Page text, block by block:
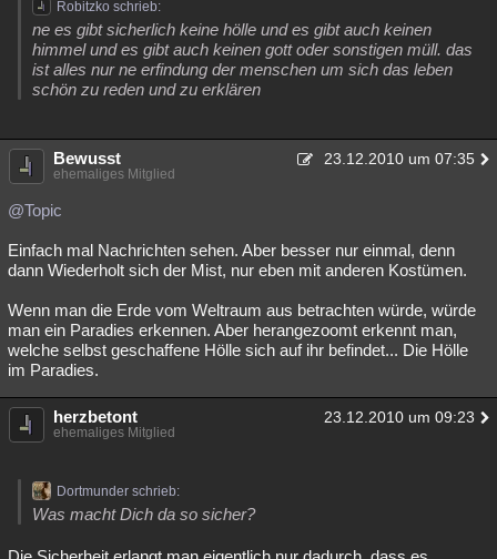
Robitzko schrieb:
ne es gibt sicherlich keine hölle und es gibt auch keinen
himmel und es gibt auch keinen gott oder sonstigen müll. das
ist alles nur ne erfindung der menschen um sich das leben
schön zu reden und zu erklären
Bewusst 23.12.2010 um 07:35
ehemaliges Mitglied
@Topic
Einfach mal Nachrichten sehen. Aber besser nur einmal, denn
dann Wiederholt sich der Mist, nur eben mit anderen Kostümen.
Wenn man die Erde vom Weltraum aus betrachten würde, würde
man ein Paradies erkennen. Aber herangezoomt erkennt man,
welche selbst geschaffene Hölle sich auf ihr befindet... Die Hölle
im Paradies.
herzbetont 23.12.2010 um 09:23
ehemaliges Mitglied
Dortmunder schrieb:
Was macht Dich da so sicher?